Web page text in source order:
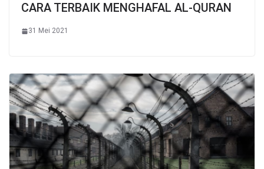
CARA TERBAIK MENGHAFAL AL-QURAN
31 Mei 2021